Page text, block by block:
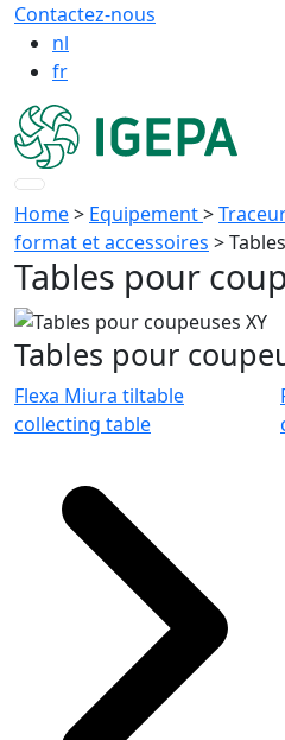
Contactez-nous
nl
fr
Home> Equipement>
format et accessoires >
Tables pour
Tables pour
Flexa Miura tiltable
collecting table